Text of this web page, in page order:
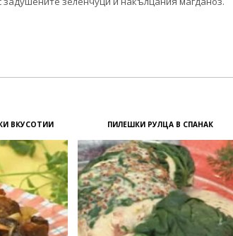
ВКУСОТИИ ПИЛЕШКИ РУЛЦА В СПАНАК